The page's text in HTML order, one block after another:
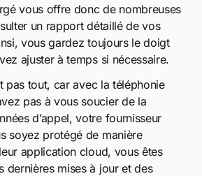
vous offre donc de nombreuses
un rapport détaillé de vos
vous gardez toujours le doigt
ajuster à temps si nécessaire.
pas tout, car avec la téléphonie
pas à vous soucier de la
d’appel, votre fournisseur
soyez protégé de manière
application cloud, vous êtes
dernières mises à jour et des